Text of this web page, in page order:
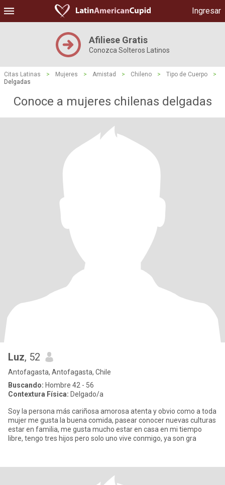
Ingresar
Afiliese Gratis
Conozca Solteros Latinos
Citas Latinas > Mujeres > Amistad > Chileno > Tipo de Cuerpo
>
Delgadas
Conoce a mujeres chilenas delgadas
Luz, 52
Antofagasta, Antofagasta, Chile
Buscando: Hombre 42 - 56
Contextura Física: Delgado/a
Soy la persona más cariñosa amorosa atenta y obvio como a toda
mujer me gusta la buena comida, pasear conocer nuevas culturas
estar en familia, me gusta mucho estar en casa en mi tiempo
libre, tengo tres hijos pero solo uno vive conmigo, ya son gra